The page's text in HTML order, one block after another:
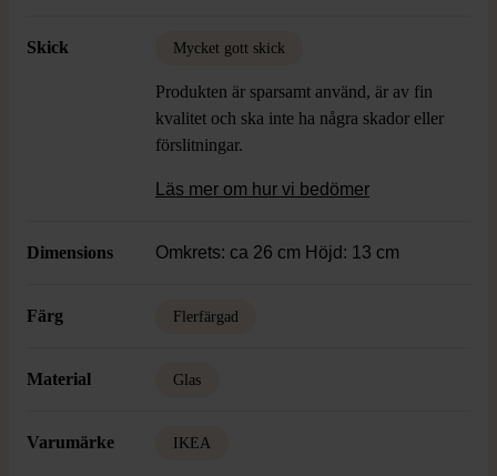
Skick Mycket gott skick
Produkten är sparsamt använd, är av fin
kvalitet och ska inte ha några skador eller
förslitningar.
Läs mer om hur vi bedömer
Dimensions Omkrets: ca 26 cm Höjd: 13 cm
Färg Flerfärgad
Material Glas
Varumärke IKEA